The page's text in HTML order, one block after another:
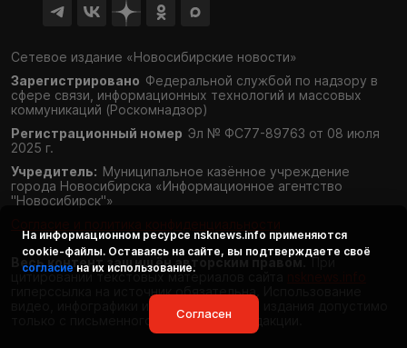
Сетевое издание «Новосибирские новости»
Зарегистрировано Федеральной службой по надзору в
сфере связи, информационных технологий и массовых
коммуникаций (Роскомнадзор)
Регистрационный номер Эл № ФС77-89763 от 08 июля
2025 г.
Учредитель: Муниципальное казённое учреждение
города Новосибирска «Информационное агентство
"Новосибирск"»
Весь контент защищён авторским правом. При
цитировании текстовых материалов сайта
гиперссылка на источник обязательна. Использование
видео, инфографики и фотоматериалов издания допустимо
только с письменного разрешения редакции.
На информационном ресурсе nsknews.info применяются
cookie-файлы. Оставаясь на сайте, вы подтверждаете своё
согласие на их использование.
Согласен